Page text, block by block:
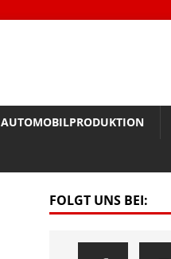
AUTOMOBILPRODUKTION
FOLGT UNS BEI: